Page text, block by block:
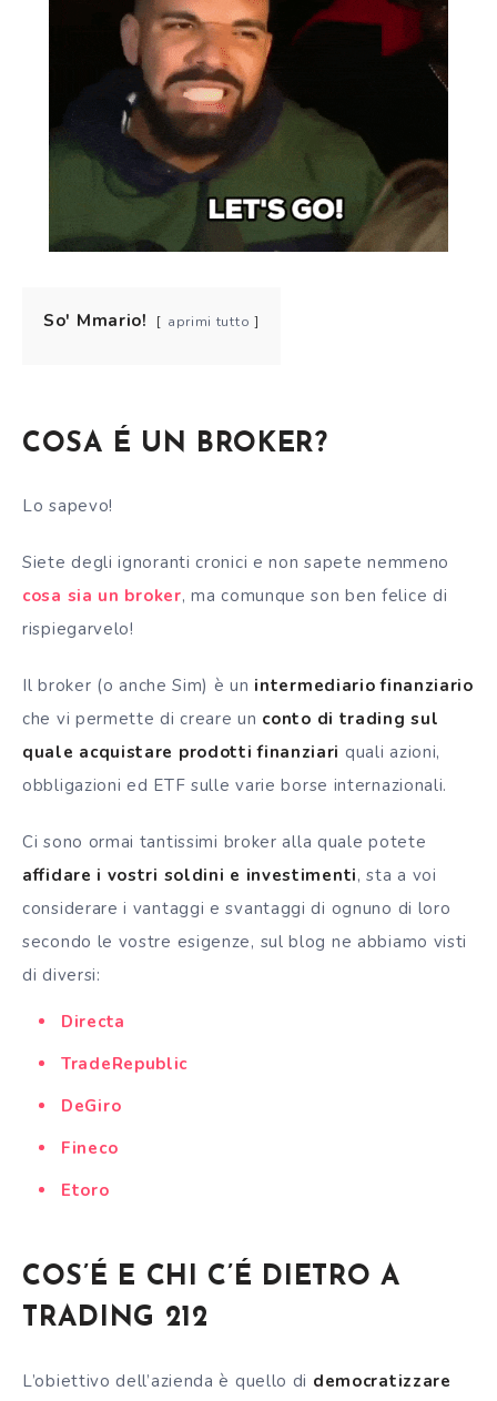
So' Mmario! aprimi tutto
COSA É UN BROKER?
Lo sapevo!
Siete degli ignoranti cronici e non sapete nemmeno
cosa sia un broker, ma comunque son ben felice di
rispiegarvelo!
Ilbroker (o anche Sim) è un intermediario finanziario
che vi permette di creare un conto di trading sul
quale acquistare prodotti finanziari quali azioni,
obbligazioni ed ETF sulle varie borse internazionali.
Ci sono ormai tantissimi broker alla quale potete
affidare i vostri soldini e investimenti, sta a voi
considerare i vantaggi e svantaggi di ognuno di loro
secondo le vostre esigenze, sul blog ne abbiamo visti
di diversi:
Directa
TradeRepublic
DeGiro
Fineco
Etoro
COS’É E CHI C’É DIETRO A
TRADING 212
L’obiettivo dell’azienda è quello di democratizzare